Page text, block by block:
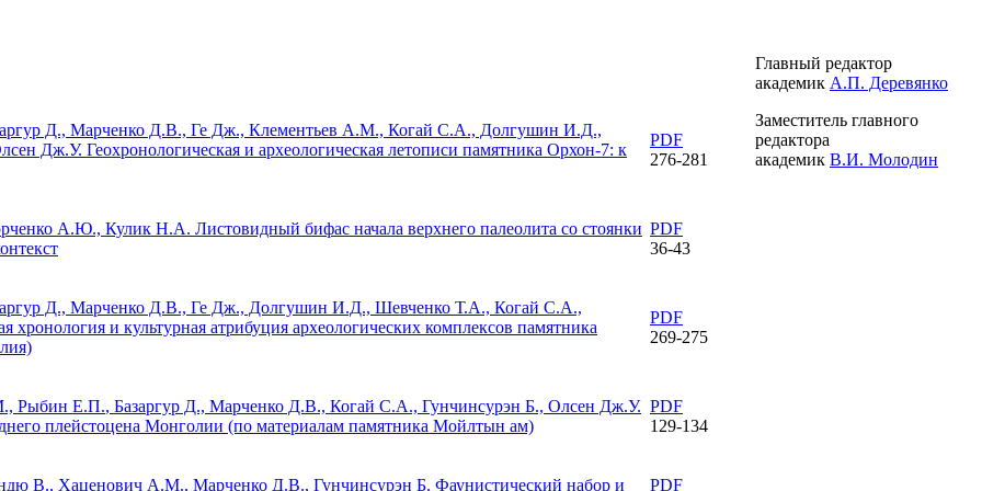
Д., Марченко Д.В., Ге Дж., Клементьев А.М., Когай С.А., Долгушин И.Д.,
Дж.У. Геохронологическая и археологическая летописи памятника Орхон-7: к
PDF
276-281
А.Ю., Кулик Н.А. Листовидный бифас начала верхнего палеолита со стоянки PDF
36-43
Д., Марченко Д.В., Ге Дж., Долгушин И.Д., Шевченко Т.А., Когай С.А.,
хронология и культурная атрибуция археологических комплексов памятника
PDF
269-275
Рыбин Е.П., Базаргур Д., Марченко Д.В., Когай С.А., Гунчинсурэн Б., Олсен Дж.У.
плейстоцена Монголии (по материалам памятника Мойлтын ам)
PDF
129-134
В., Хаценович А.М., Марченко Д.В., Гунчинсурэн Б. Фаунистический набор и PDF
Главный редактор
академик А.П. Деревянко
Заместитель главного
редактора
академик В.И. Молодин